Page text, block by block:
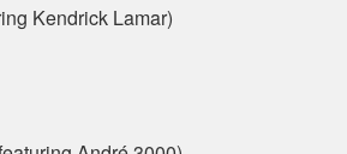
Kendrick Lamar)